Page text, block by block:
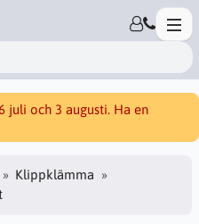
juli och 3 augusti. Ha en
Klippklämma